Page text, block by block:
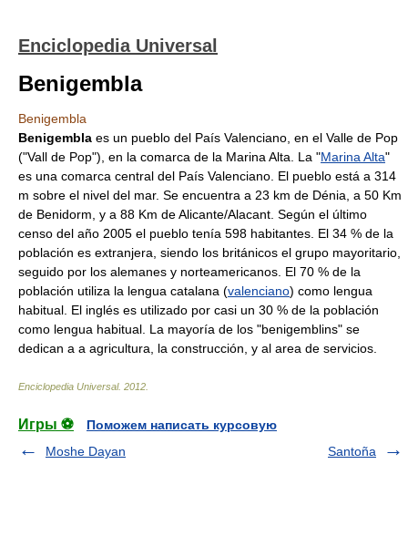
Enciclopedia Universal
Benigembla
Benigembla
Benigembla es un pueblo del País Valenciano, en el Valle de Pop
("Vall de Pop"), en la comarca de la Marina Alta. La "Marina Alta"
es una comarca central del País Valenciano. El pueblo está a 314
m sobre el nivel del mar. Se encuentra a 23 km de Dénia, a 50 Km
de Benidorm, y a 88 Km de Alicante/Alacant. Según el último
censo del año 2005 el pueblo tenía 598 habitantes. El 34 % de la
población es extranjera, siendo los británicos el grupo mayoritario,
seguido por los alemanes y norteamericanos. El 70 % de la
población utiliza la lengua catalana (valenciano) como lengua
habitual. El inglés es utilizado por casi un 30 % de la población
como lengua habitual. La mayoría de los "benigemblins" se
dedican a a agricultura, la construcción, y al area de servicios.
Enciclopedia Universal. 2012
Игры ⚽
Поможем написать курсовую
Moshe Dayan
Santoña